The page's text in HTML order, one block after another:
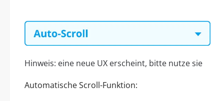
Hinweis: eine neue UX erscheint, bitte nutze sie
Automatische Scroll-Funktion: